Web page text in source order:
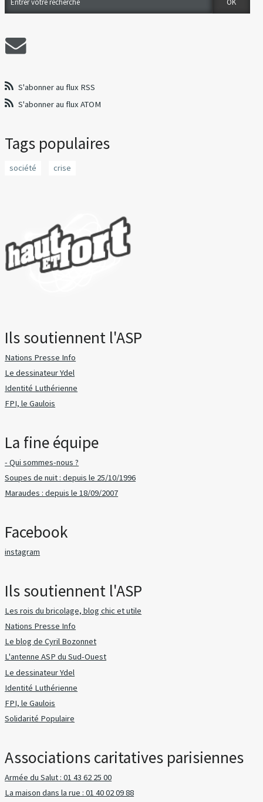
S'abonner au flux RSS
S'abonner au flux ATOM
Tags populaires
société crise
Ils soutiennent l'ASP
Nations Presse Info
Le dessinateur Ydel
Identité Luthérienne
FPI, le Gaulois
La fine équipe
- Qui sommes-nous ?
Soupes de nuit : depuis le 25/10/1996
Maraudes : depuis le 18/09/2007
Facebook
instagram
Ils soutiennent l'ASP
Les rois du bricolage, blog chic et utile
Nations Presse Info
Le blog de Cyril Bozonnet
L'antenne ASP du Sud-Ouest
Le dessinateur Ydel
Identité Luthérienne
FPI, le Gaulois
Solidarité Populaire
Associations caritatives parisiennes
Armée du Salut : 01 43 62 25 00
La maison dans la rue : 01 40 02 09 88